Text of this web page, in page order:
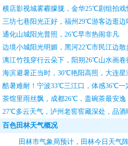
横店影视城雾霾朦胧，金华25℃剧组拍戏
三坊七巷阳光正好，福州29℃游客边逛边
通化山城阳光普照，26℃早市热闹非凡
边境小城阳光明媚，黑河22℃市民江边散
漓江竹筏穿行云朵下，阳朔26℃山水画卷
海滨避暑正当时，30℃艳阳高照，大连星
酷暑难耐！宁波33℃三江口，体感36℃一
茶馆里雨丝飘，成都26℃，盖碗茶最安逸
27℃多云天气，泸州老窖窖藏深处，品酒
百色田林天气概况
田林市气象局预计，田林今日天气